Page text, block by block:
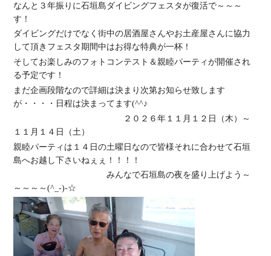
なんと３年振りに石垣島ダイビングフェスタが復活で～～～
す！
ダイビングだけでなく街中の居酒屋さんやお土産屋さんに協力
して頂きフェスタ期間中はお得な特典が一杯！
そしてお楽しみのフォトコンテスト＆親睦パーティが開催され
る予定です！
まだ企画段階なので詳細は決まり次第お知らせ致します
が・・・・日程は決まってます(^^♪
２０２６年１１月１２日（木）～
１１月１４日（土）
親睦パーティは１４日の土曜日なので皆様それに合わせて石垣
島へお越し下さいねぇぇ！！！！
みんなで石垣島の夜を盛り上げよう～
～～～～(^_-)-☆